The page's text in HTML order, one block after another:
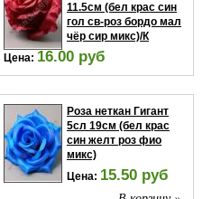
11.5см (бел крас син
гол св-роз бордо мал
чёр сир микс)/К
Цена: 16.00 руб
В корзину »
Роза неткан Гигант
5сл 19см (бел крас
син желт роз фио
микс)
Цена: 15.50 руб